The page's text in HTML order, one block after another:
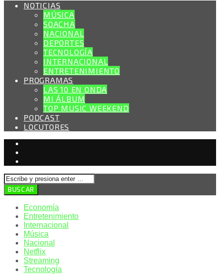
NOTICIAS
MÚSICA
SOACHA
NACIONAL
DEPORTES
TECNOLOGÍA
INTERNACIONAL
ENTRETENIMIENTO
PROGRAMAS
LAS 10 EN ONDA
MI ÁLBUM
TOP MUSIC WEEKEND
PODCAST
LOCUTORES
Economía
Entretenimiento
Internacional
Música
Nacional
Netflix
Streaming
Tecnología